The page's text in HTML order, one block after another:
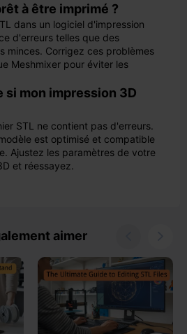
à être imprimé ?
dans un logiciel d'impression
d'erreurs telles que des
minces. Corrigez ces problèmes
Meshmixer pour éviter les
si mon impression 3D
STL ne contient pas d'erreurs.
est optimisé et compatible
Ajustez les paramètres de votre
et réessayez.
aimer